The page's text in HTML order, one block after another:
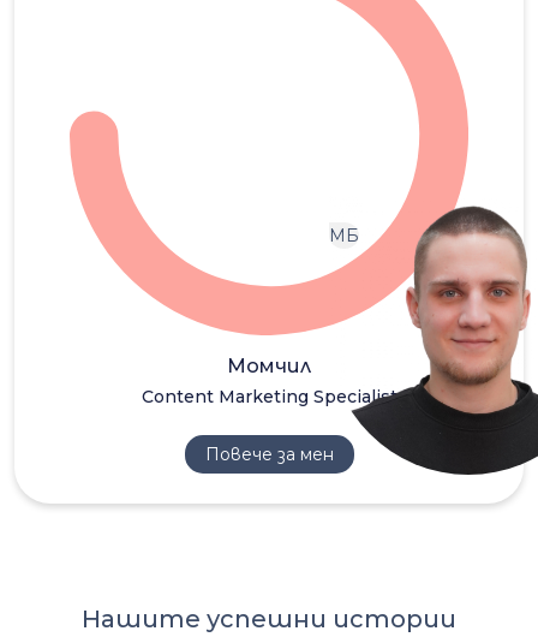
МБ
Момчил
Content Marketing Specialist
Повече за мен
Нашите успешни истории